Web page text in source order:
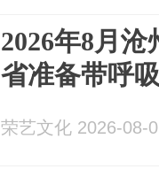
2026年8月
省准备带呼
荣艺文化 2026-08-